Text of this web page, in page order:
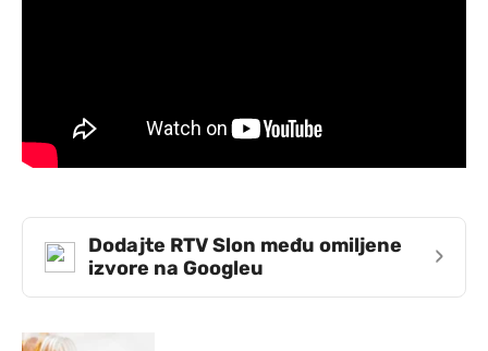
Dodajte RTV Slon među omiljene
izvore na Googleu
›